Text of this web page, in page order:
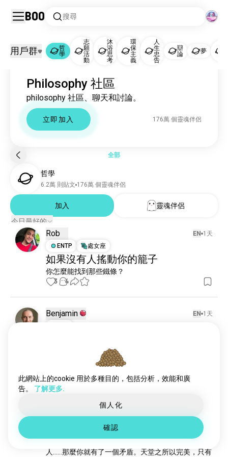
Boo 搜尋
哲學
志願活動 36萬 個靈魂伴侶
沐浴思考
環保主義
神秘學
461 個靈魂伴侶
通靈者
惡魔學
ideology
用戶群
哲
學
志
願
活
動
沐
浴
思
考
環
保
主
義
人
生
忠
告
辯
論
夢
Philosophy 社區
philosophy 社區、聊天和討論。
立即加入 176萬 個靈魂伴侶
全部
哲學
6.2萬 則貼文 176萬 個靈魂伴侶
加入
靈魂伴侶
今日最好的
Rob EN 1天
ENTP
處女座
如果沒有人搖動你的籠子
你怎麼能找到那些鐵條？
3 4
Benjamin EN 1天
我們的祖先每一代都讓生活改善了一點，
所以我們現在可以享受生活更多。
ENFJ
金牛座 9 1
失去摯愛的矛盾
人……那麼你就有了一個矛盾。天堂之所以完美，只有
此網站上的cookie 用於多種目的，包括分析，效能和廣
告。
了解更多.
個人化
確認